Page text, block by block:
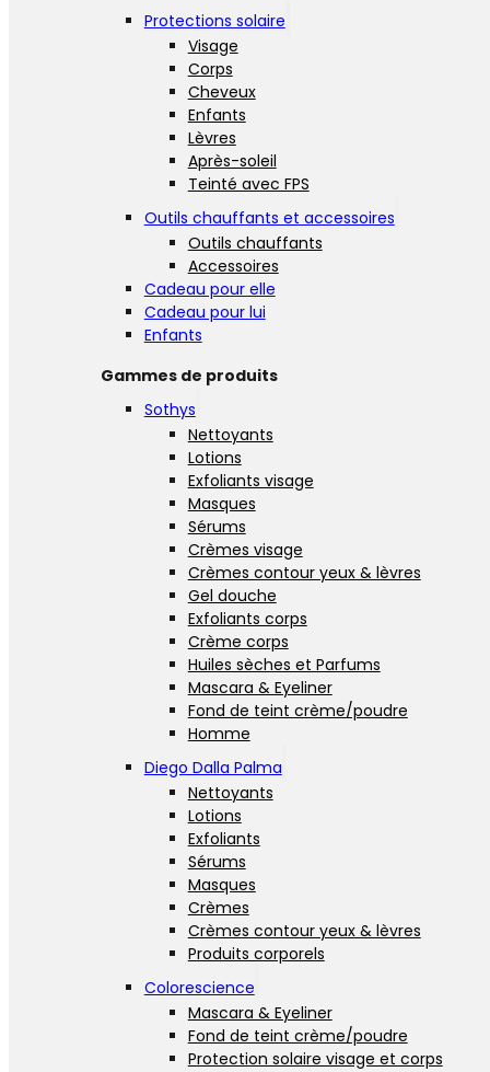
Protections solaire
Visage
Corps
Cheveux
Enfants
Lèvres
Après-soleil
Teinté avec FPS
Outils chauffants et accessoires
Outils chauffants
Accessoires
Cadeau pour elle
Cadeau pour lui
Enfants
Gammes de produits
Sothys
Nettoyants
Lotions
Exfoliants visage
Masques
Sérums
Crèmes visage
Crèmes contour yeux & lèvres
Gel douche
Exfoliants corps
Crème corps
Huiles sèches et Parfums
Mascara & Eyeliner
Fond de teint crème/poudre
Homme
Diego Dalla Palma
Nettoyants
Lotions
Exfoliants
Sérums
Masques
Crèmes
Crèmes contour yeux & lèvres
Produits corporels
Colorescience
Mascara & Eyeliner
Fond de teint crème/poudre
Protection solaire visage et corps